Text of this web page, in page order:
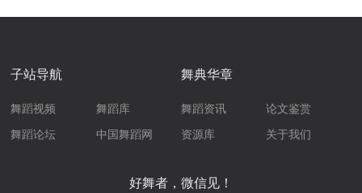
子站导航
舞蹈视频 舞蹈库
舞蹈论坛 中国舞蹈网
舞典华章
舞蹈资讯 论文鉴赏
资源库 关于我们
好舞者，微信见！